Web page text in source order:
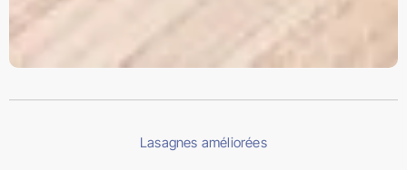
Lasagnes améliorées